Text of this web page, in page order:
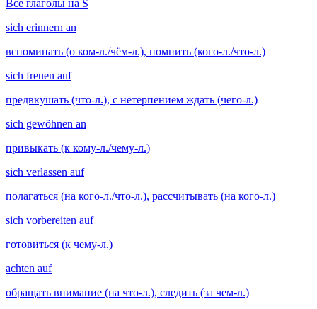
Все глаголы на S
sich erinnern an
вспоминать (о ком-л./чём-л.), помнить (кого-л./что-л.)
sich freuen auf
предвкушать (что-л.), с нетерпением ждать (чего-л.)
sich gewöhnen an
привыкать (к кому-л./чему-л.)
sich verlassen auf
полагаться (на кого-л./что-л.), рассчитывать (на кого-л.)
sich vorbereiten auf
готовиться (к чему-л.)
achten auf
обращать внимание (на что-л.), следить (за чем-л.)